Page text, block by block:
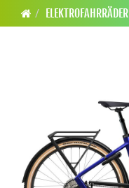
ELEKTROFAHRRÄDER